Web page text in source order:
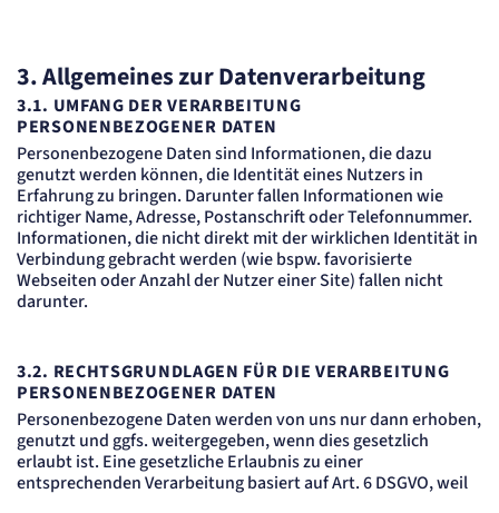
3. Allgemeines zur Datenverarbeitung
3.1. UMFANG DER VERARBEITUNG
PERSONENBEZOGENER DATEN
Personenbezogene Daten sind Informationen, die dazu
genutzt werden können, die Identität eines Nutzers in
Erfahrung zu bringen. Darunter fallen Informationen wie
richtiger Name, Adresse, Postanschrift oder Telefonnummer.
Informationen, die nicht direkt mit der wirklichen Identität in
Verbindung gebracht werden (wie bspw. favorisierte
Webseiten oder Anzahl der Nutzer einer Site) fallen nicht
darunter.
3.2. RECHTSGRUNDLAGEN FÜR DIE VERARBEITUNG
PERSONENBEZOGENER DATEN
Personenbezogene Daten werden von uns nur dann erhoben,
genutzt und ggfs. weitergegeben, wenn dies gesetzlich
erlaubt ist. Eine gesetzliche Erlaubnis zu einer
entsprechenden Verarbeitung basiert auf Art. 6 DSGVO, weil